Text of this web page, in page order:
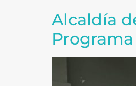
Alcaldía